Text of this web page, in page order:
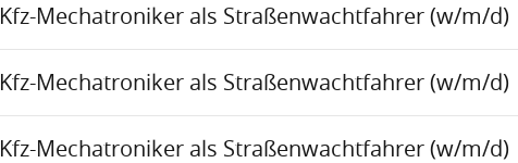
Kfz-Mechatroniker als Straßenwachtfahrer (w/m/d)
Kfz-Mechatroniker als Straßenwachtfahrer (w/m/d)
Kfz-Mechatroniker als Straßenwachtfahrer (w/m/d)